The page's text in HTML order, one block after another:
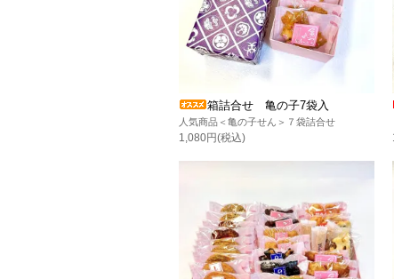
箱詰合せ 亀の子7袋入
人気商品＜亀の子せん＞７袋詰合せ
1,080円(税込)